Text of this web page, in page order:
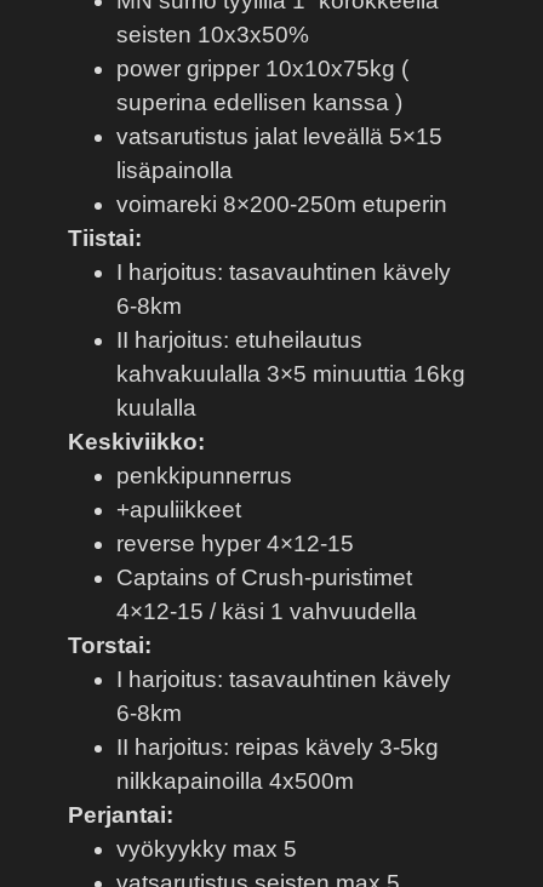
seisten 10x3x50%
power gripper 10x10x75kg (
superina edellisen kanssa )
vatsarutistus jalat leveällä 5×15
lisäpainolla
voimareki 8×200-250m etuperin
Tiistai:
I harjoitus: tasavauhtinen kävely
6-8km
II harjoitus: etuheilautus
kahvakuulalla 3×5 minuuttia 16kg
kuulalla
Keskiviikko:
penkkipunnerrus
+apuliikkeet
reverse hyper 4×12-15
Captains of Crush-puristimet
4×12-15 / käsi 1 vahvuudella
Torstai:
I harjoitus: tasavauhtinen kävely
6-8km
II harjoitus: reipas kävely 3-5kg
nilkkapainoilla 4x500m
Perjantai:
vyökyykky max 5